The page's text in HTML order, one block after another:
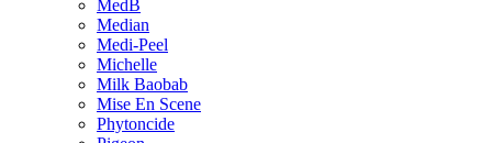
MedB
Median
Medi-Peel
Michelle
Milk Baobab
Mise En Scene
Phytoncide